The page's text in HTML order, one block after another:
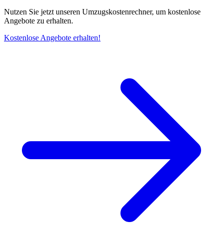
Nutzen Sie jetzt unseren Umzugskostenrechner, um kostenlose
Angebote zu erhalten.
Kostenlose Angebote erhalten!